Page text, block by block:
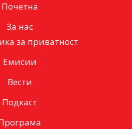
Почетна
За нас
за приватност
Емисии
Вести
Подкаст